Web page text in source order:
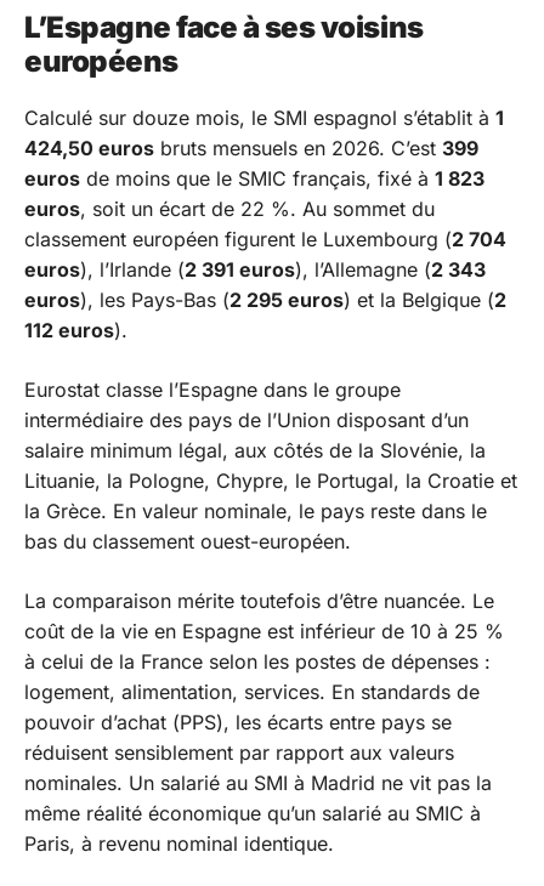
L’Espagne face à ses voisins
européens
Calculé sur douze mois, le SMI espagnol s’établit à 1
424,50 euros bruts mensuels en 2026. C’est 399
euros de moins que le SMIC français, fixé à 1 823
euros, soit un écart de 22 %. Au sommet du
classement européen figurent le Luxembourg (2 704
euros), l’Irlande (2 391 euros), l’Allemagne (2 343
euros), les Pays-Bas (2 295 euros) et la Belgique (2
112 euros).
Eurostat classe l’Espagne dans le groupe
intermédiaire des pays de l’Union disposant d’un
salaire minimum légal, aux côtés de la Slovénie, la
Lituanie, la Pologne, Chypre, le Portugal, la Croatie et
la Grèce. En valeur nominale, le pays reste dans le
bas du classement ouest-européen.
La comparaison mérite toutefois d’être nuancée. Le
coût de la vie en Espagne est inférieur de 10 à 25 %
à celui de la France selon les postes de dépenses :
logement, alimentation, services. En standards de
pouvoir d’achat (PPS), les écarts entre pays se
réduisent sensiblement par rapport aux valeurs
nominales. Un salarié au SMI à Madrid ne vit pas la
même réalité économique qu’un salarié au SMIC à
Paris, à revenu nominal identique.